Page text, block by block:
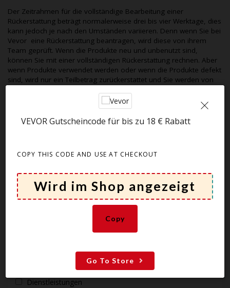
Der Zeitrahmen für die vollständige Bearbeitung einer
Rückerstattung beträgt normalerweise drei bis vier Werktage, dies
kann jedoch je nach den Umständen variieren. Denn wenn Sie bei
Vevor eine Rückerstattung beantragen, wird diese von ihrem
Team geprüft. Wenn die Produkte neu und unbenutzt sind,
können Sie mit einer vollständigen Rückerstattung rechnen. Aber
wenn Produkte verwendet werden oder wenn die Produkte defekt
sind, wird nur ein Teilbetrag zurückerstattet und Sie werden von
Newsletter anmelde?
Gutscheine, Rabatte und wichtige Updates zuVevor
Anmeldung zum Newsletter werden SieVevorwichtige
Änderungen informiert.
Dienstleistungen
VEVOR Gutscheincode für bis zu 18 € Rabatt
COPY THIS CODE AND USE AT CHECKOUT
Copy
Go To Store